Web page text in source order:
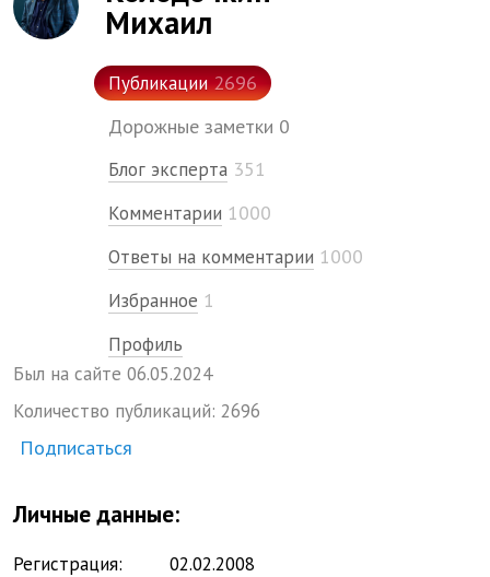
Михаил
Публикации 2696
Дорожные заметки 0
Блог эксперта 351
Комментарии 1000
Ответы на комментарии 1000
Избранное 1
Профиль
Был на сайте 06.05.2024
Количество публикаций: 2696
Подписаться
Личные данные:
Регистрация: 02.02.2008